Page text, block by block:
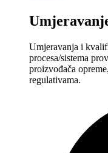
Umjeravanja i
procesa/sistema
proizvođača
regulativama.